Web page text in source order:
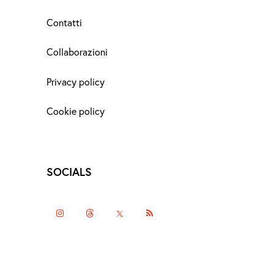
Contatti
Collaborazioni
Privacy policy
Cookie policy
SOCIALS
instagrammthreads twitter- rss